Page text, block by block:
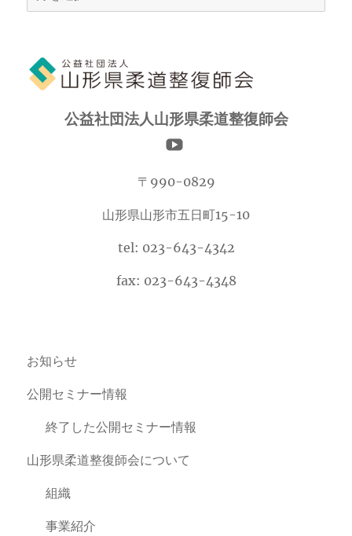
ー
ブ
公益社団法人山形県柔道整復師会
〒990-0829
山形県山形市五日町15-10
tel: 023-643-4342
fax: 023-643-4348
お知らせ
公開セミナー情報
終了した公開セミナー情報
山形県柔道整復師会について
組織
事業紹介